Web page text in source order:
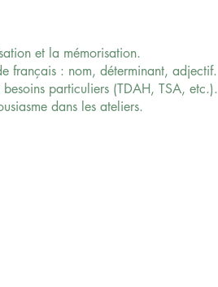
et la mémorisation.
français : nom, déterminant, adjectif.
particuliers (TDAH, TSA, etc.).
dans les ateliers.